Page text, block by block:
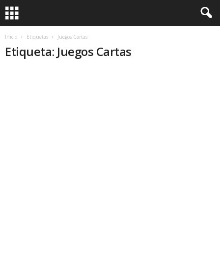
Inicio Etiquetas Juegos Cartas
Etiqueta: Juegos Cartas